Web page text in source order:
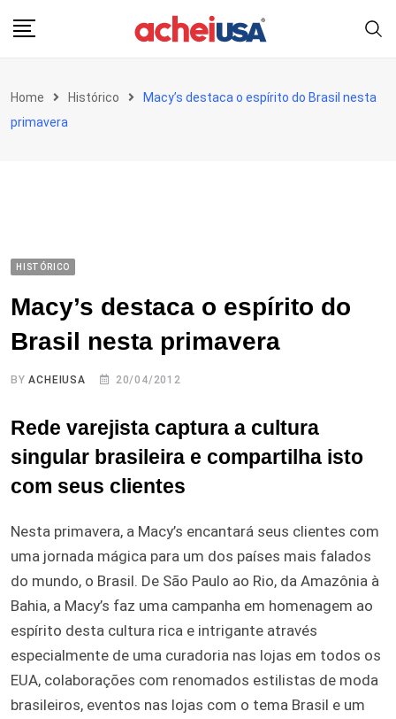
Home Histórico
Macy’s destaca o espírito do Brasil nesta
primavera
HISTÓRICO
Macy’s destaca o espírito do
Brasil nesta primavera
BYACHEIUSA 20/04/2012
Rede varejista captura a cultura
singular brasileira e compartilha isto
com seus clientes
Nesta primavera, a Macy’s encantará seus clientes com
uma jornada mágica para um dos países mais falados
do mundo, o Brasil. De São Paulo ao Rio, da Amazônia à
Bahia, a Macy’s faz uma campanha em homenagem ao
espírito desta cultura rica e intrigante através
especialmente de uma curadoria nas lojas em todos os
EUA, colaborações com renomados estilistas de moda
brasileiros, eventos nas lojas com o tema Brasil e um